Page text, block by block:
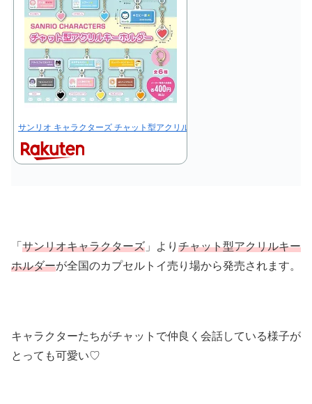
サンリオ キャラクターズ チャット型アクリルキーホルダー 全6種セット コ
「 サンリオキャラクターズ 」より チャット型アクリルキー
ホルダーが全国のカプセルトイ売り場から発売されます。
キャラクターたちがチャットで仲良く会話している様子が
とっても可愛い♡